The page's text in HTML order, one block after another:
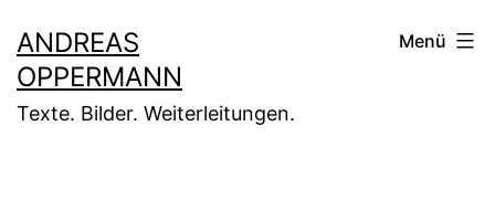
Inhalt
springen
ANDREAS
OPPERMANN
Texte. Bilder. Weiterleitungen.
Menü